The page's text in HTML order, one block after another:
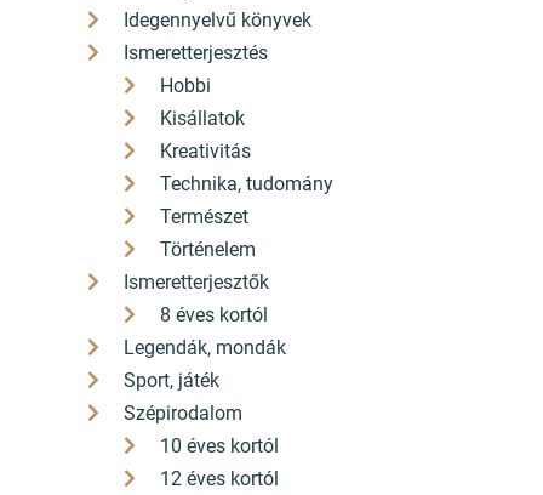
Idegennyelvű könyvek
Ismeretterjesztés
Hobbi
Kisállatok
Kreativitás
Technika, tudomány
Természet
Történelem
Ismeretterjesztők
8 éves kortól
Legendák, mondák
Sport, játék
Szépirodalom
10 éves kortól
12 éves kortól